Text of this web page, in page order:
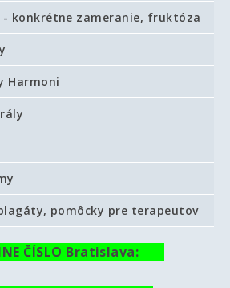
- konkrétne zameranie, fruktóza
Harmoni
plagáty, pomôcky pre terapeutov
ČÍSLO Bratislava: